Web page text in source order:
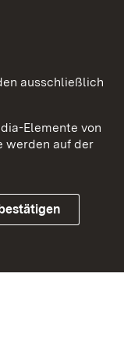
ausschließlich
Elemente von
werden auf der